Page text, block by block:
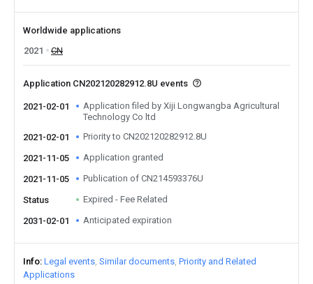
Worldwide applications
2021
CN
Application CN202120282912.8U events
2021-02-01
Application filed by Xiji Longwangba Agricultural
Technology Co ltd
2021-02-01
Priority to CN202120282912.8U
2021-11-05 Application granted
2021-11-05 Publication of CN214593376U
Status Expired - Fee Related
2031-02-01 Anticipated expiration
Info Legal events Similar documents Priority and Related
Applications